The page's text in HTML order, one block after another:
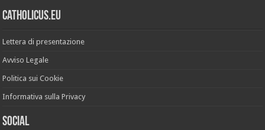
Catholicus.eu
Lettera di presentazione
Avviso Legale
Politica sui Cookie
Informativa sulla Privacy
Social